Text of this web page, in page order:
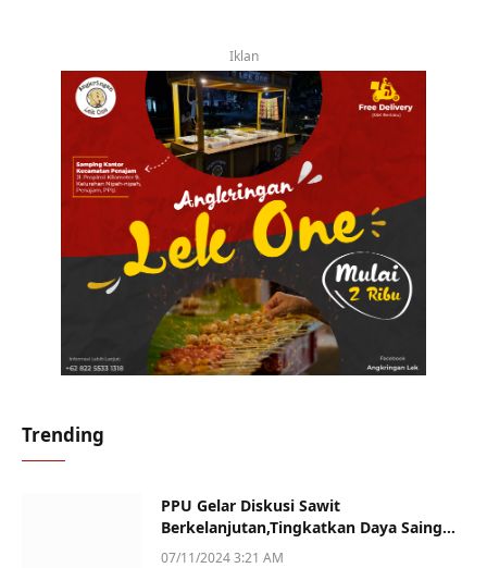
Iklan
Trending
PPU Gelar Diskusi Sawit
Berkelanjutan,Tingkatkan Daya Saing
dan Kualitas
07/11/2024 3:21 AM